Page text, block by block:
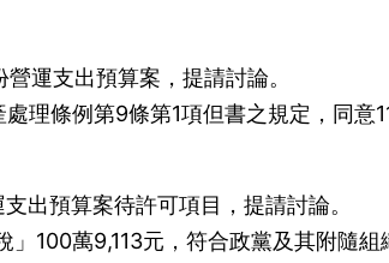
運支出預算案，提請討論。
理條例第9條第1項但書之規定，同意
出預算案待許可項目，提請討論。
」100萬9,113元，符合政黨及其附隨組